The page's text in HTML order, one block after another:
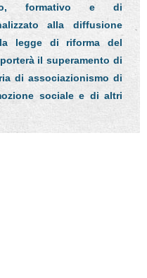
formativo e di
alla diffusione
legge di riforma del
il superamento di
di associazionismo di
sociale e di altri